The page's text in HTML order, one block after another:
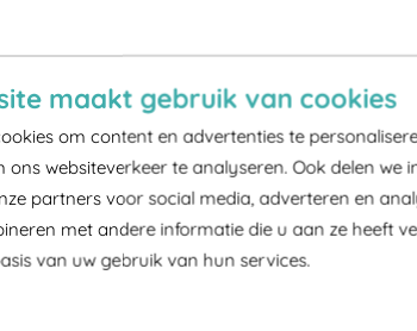
maakt gebruik van cookies
om content en advertenties te
ons websiteverkeer te analyseren. Ook delen we
partners voor social media, adverteren en
met andere informatie die u aan ze heeft
van uw gebruik van hun services.